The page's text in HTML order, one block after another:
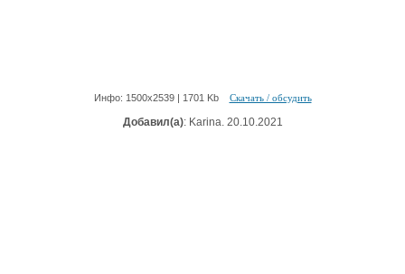
Инфо: 1500х2539 | 1701 Kb Скачать / обсудить
Добавил(а): Karina. 20.10.2021